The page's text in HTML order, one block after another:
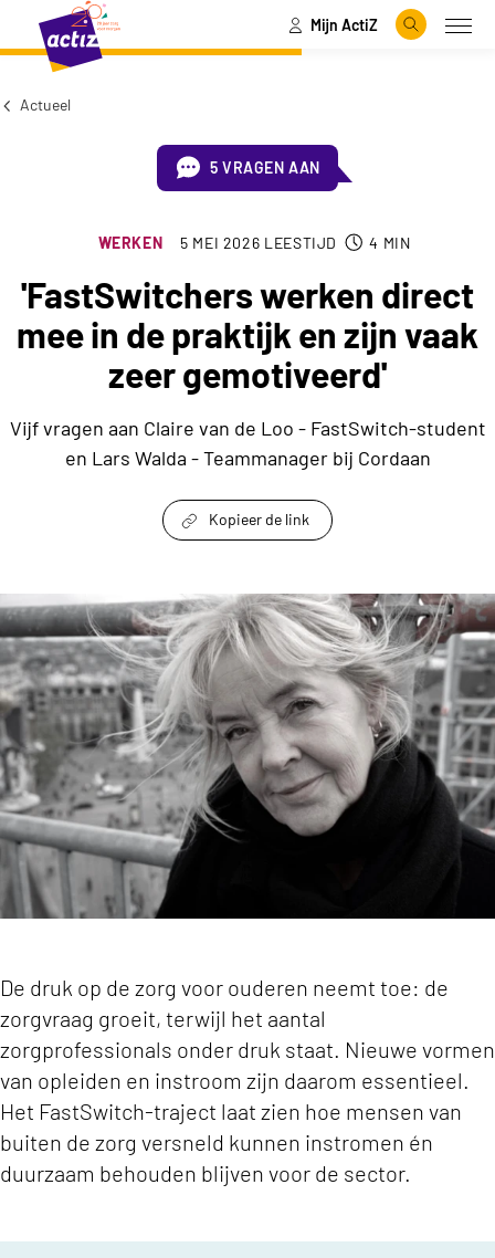
Naar hoofdinhoud
Naar menu Mijn ActiZ
Zoeken
Actueel
5 VRAGEN AAN
WERKEN 5 MEI 2026 LEESTIJD 4 MIN
'FastSwitchers werken direct
mee in de praktijk en zijn vaak
zeer gemotiveerd'
Vijf vragen aan Claire van de Loo - FastSwitch-student
en Lars Walda - Teammanager bij Cordaan
Kopieer de link
'FastSwitchers werken direct mee in de
De druk op de zorg voor ouderen neemt toe: de
zorgvraag groeit, terwijl het aantal
zorgprofessionals onder druk staat. Nieuwe vormen
van opleiden en instroom zijn daarom essentieel.
Het FastSwitch-traject laat zien hoe mensen van
buiten de zorg versneld kunnen instromen én
duurzaam behouden blijven voor de sector.